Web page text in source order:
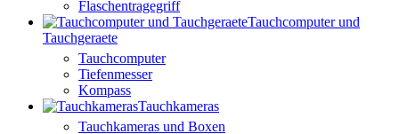
Flaschentragegriff
Tauchcomputer und
Tauchgeraete
Tauchcomputer
Tiefenmesser
Kompass
Tauchkameras
Tauchkameras und Boxen